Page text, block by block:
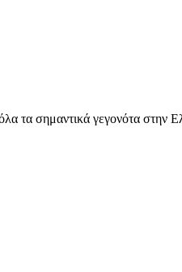
τα σημαντικά γεγονότα στην